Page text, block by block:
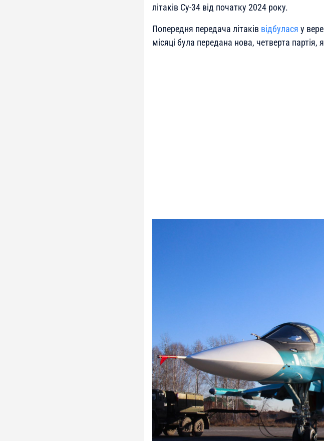
літаків Су-34 від початку 2024 року.
Попередня передача літаків відбулася у
місяці була передана нова, четверта